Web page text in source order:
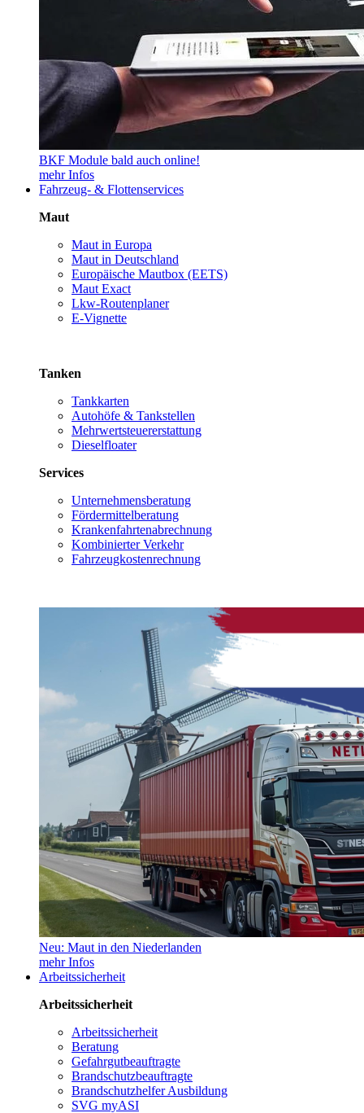
BKF Module bald auch online!
mehr Infos
Fahrzeug- & Flottenservices
Maut
Maut in Europa
Maut in Deutschland
Europäische Mautbox (EETS)
Maut Exact
Lkw-Routenplaner
E-Vignette
Tanken
Tankkarten
Autohöfe & Tankstellen
Mehrwertsteuererstattung
Dieselfloater
Services
Unternehmensberatung
Fördermittelberatung
Krankenfahrtenabrechnung
Kombinierter Verkehr
Fahrzeugkostenrechnung
Neu: Maut in den Niederlanden
mehr Infos
Arbeitssicherheit
Arbeitssicherheit
Arbeitssicherheit
Beratung
Gefahrgutbeauftragte
Brandschutzbeauftragte
Brandschutzhelfer Ausbildung
SVG myASI